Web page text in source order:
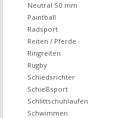
Neutral 50 mm
Paintball
Radsport
Reiten / Pferde
Ringreiten
Rugby
Schiedsrichter
Schießsport
Schlittschuhlaufen
Schwimmen